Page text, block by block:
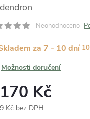
Neohodnoceno
za 7 - 10 dní
Možnosti doručení
Kč
Kč bez DPH